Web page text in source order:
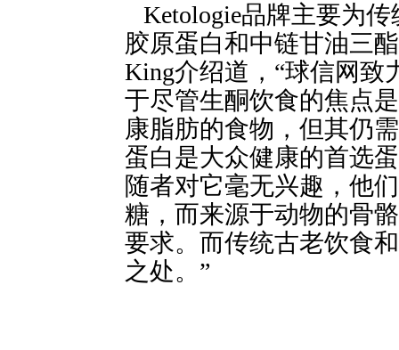
Ketologie品牌主要为
胶原蛋白和中链甘油三
King介绍道，“球信网致
于尽管生酮饮食的焦点
康脂肪的食物，但其仍
蛋白是大众健康的首
随者对它毫无兴趣，他
糖，而来源于动物的骨
要求。而传统古老饮食
之处。”